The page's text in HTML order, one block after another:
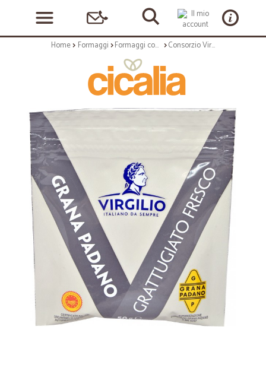
Home Formaggi Formaggi confezionati Consorzio Virgilio grana padano grattugiato gr.50